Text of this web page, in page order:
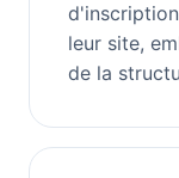
leur site,
de la